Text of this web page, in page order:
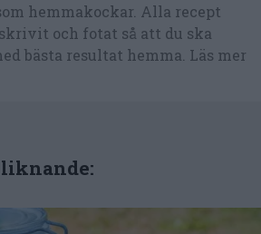
hemmakockar. Alla recept
och fotat så att du ska
bästa resultat hemma. Läs mer